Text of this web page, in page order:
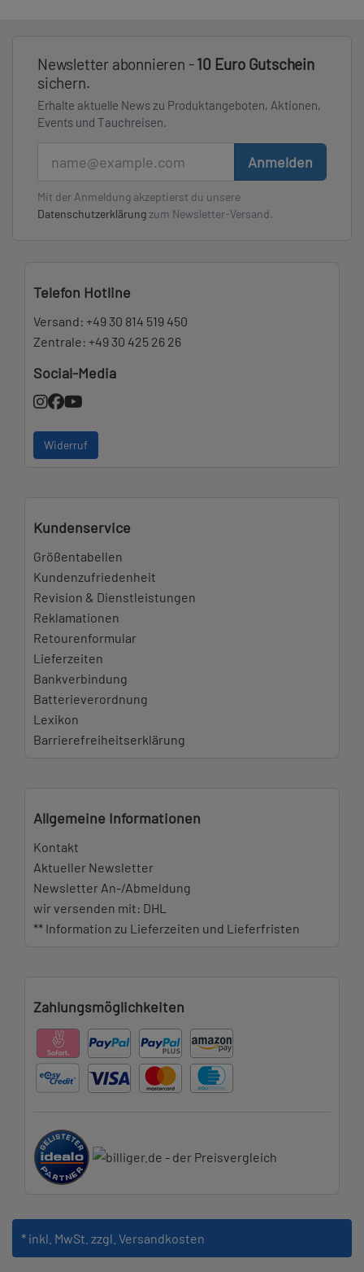
Newsletter abonnieren -10 Euro Gutschein
sichern.
Erhalte aktuelle News zu Produktangeboten, Aktionen,
Events und Tauchreisen.
Anmelden
Mit der Anmeldung akzeptierst du unsere
Datenschutzerklärung zum Newsletter-Versand.
Telefon Hotline
Versand: +49 30 814 519 450
Zentrale: +49 30 425 26 26
Social-Media
Widerruf
Kundenservice
Größentabellen
Kundenzufriedenheit
Revision & Dienstleistungen
Reklamationen
Retourenformular
Lieferzeiten
Bankverbindung
Batterieverordnung
Lexikon
Barrierefreiheitserklärung
Allgemeine Informationen
Kontakt
Aktueller Newsletter
Newsletter An-/Abmeldung
wir versenden mit: DHL
** Information zu Lieferzeiten und Lieferfristen
Zahlungsmöglichkeiten
* inkl. MwSt. zzgl. Versandkosten